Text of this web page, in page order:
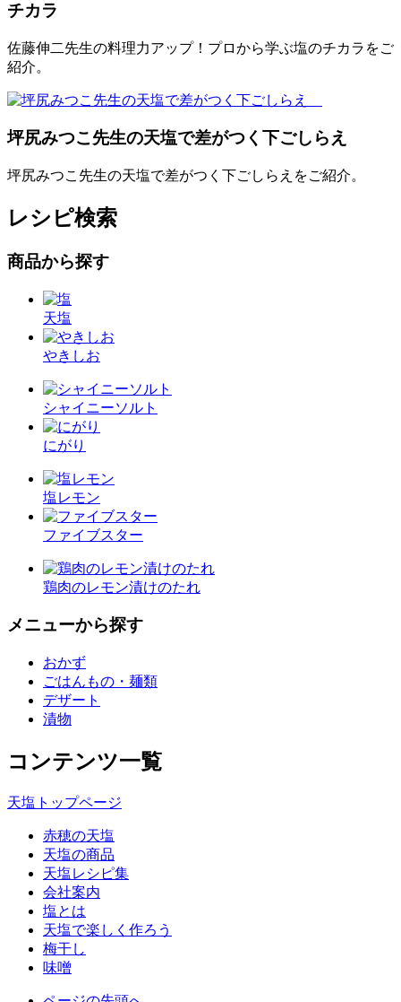
チカラ
佐藤伸二先生の料理力アップ！プロから学ぶ塩のチカラをご
紹介。
坪尻みつこ先生の天塩で差がつく下ごしらえ
坪尻みつこ先生の天塩で差がつく下ごしらえをご紹介。
レシピ検索
商品から探す
天塩
やきしお
シャイニーソルト
にがり
塩レモン
ファイブスター
鶏肉のレモン漬けのたれ
メニューから探す
おかず
ごはんもの・麺類
デザート
漬物
コンテンツ一覧
天塩トップページ
赤穂の天塩
天塩の商品
天塩レシピ集
会社案内
塩とは
天塩で楽しく作ろう
梅干し
味噌